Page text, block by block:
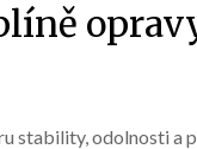
stability, odolnosti a